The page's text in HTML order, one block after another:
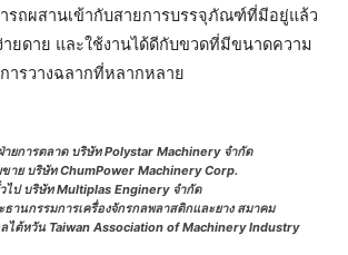
รถผสานเข้ากับสายการบรรจุภัณฑ์ที่มีอยู่แล้ว
ายดาย และใช้งานได้ดีกับขวดที่มีขนาดความ
ารวางฉลากที่หลากหลาย
ายการตลาด บริษัท Polystar Machinery จำกัด
าย บริษัท ChumPower Machinery Corp.
ไป บริษัท Multiplas Enginery จำกัด
ธานกรรมการเครื่องจักรกลพลาสติกและยาง สมาคม
ลไต้หวัน Taiwan Association of Machinery Industry